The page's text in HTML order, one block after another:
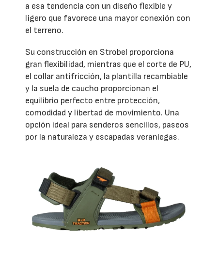
a esa tendencia con un diseño flexible y
ligero que favorece una mayor conexión con
el terreno.
Su construcción en Strobel proporciona
gran flexibilidad, mientras que el corte de PU,
el collar antifricción, la plantilla recambiable
y la suela de caucho proporcionan el
equilibrio perfecto entre protección,
comodidad y libertad de movimiento. Una
opción ideal para senderos sencillos, paseos
por la naturaleza y escapadas veraniegas.